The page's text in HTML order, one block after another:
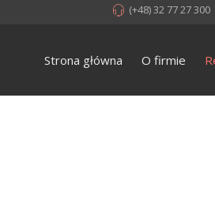
(+48) 32 77 27 300
Strona główna O firmie